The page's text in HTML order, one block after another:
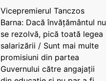
Vicepremierul Tanczos
Barna: Dacă învățământul nu
se rezolvă, pică toată legea
salarizării / Sunt mai multe
promisiuni din partea
Guvernului către angajații